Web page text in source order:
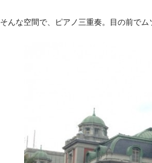
そんな空間で、ピアノ三重奏。目の前で